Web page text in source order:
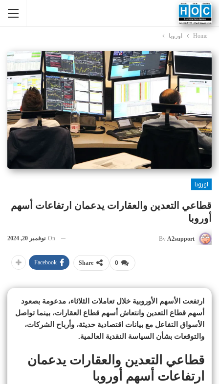
Home اوروبا
اوروبا
قطاعي التعدين والعقارات يدعمان ارتفاعات أسهم
أوروبا
By A2support
On نوفمبر 20, 2024
0
Share
Facebook
ارتفعت الأسهم الأوروبية خلال تعاملات الثلاثاء، مدعومة بصعود
أسهم قطاع التعدين وانتعاش أسهم قطاع العقارات، بينما تواصل
الأسواق التفاعل مع بيانات اقتصادية حديثة، وأرباح الشركات،
والتوقعات بشأن السياسة النقدية العالمية.
قطاعي التعدين والعقارات يدعمان
ارتفاعات أسهم أوروبا